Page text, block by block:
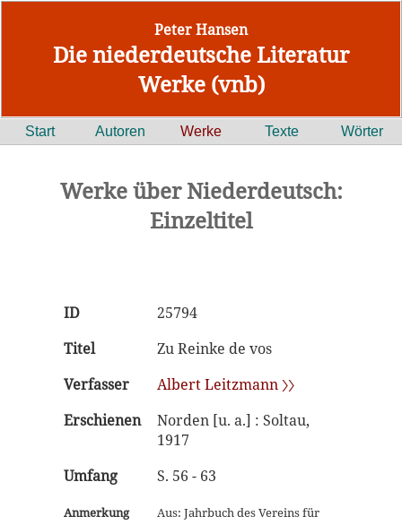
Peter Hansen
Die niederdeutsche Literatur
Werke (vnb)
Start Autoren Werke Texte Wörter
Werke über Niederdeutsch:
Einzeltitel
ID
25794
Titel
Zu Reinke de vos
Verfasser
Albert Leitzmann 〉〉
Erschienen
Norden [u. a.] : Soltau,
1917
Umfang
S. 56 - 63
Anmerkung
Aus: Jahrbuch des Vereins für